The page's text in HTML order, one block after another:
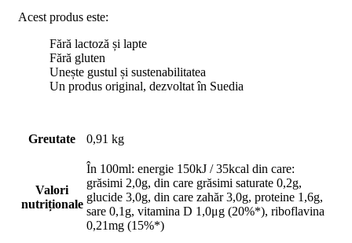
Acest produs este:
Fără lactoză și lapte
Fără gluten
Unește gustul și sustenabilitatea
Un produs original, dezvoltat în Suedia
Greutate 0,91 kg
Valori
nutriționale
În 100ml: energie 150kJ / 35kcal din care:
grăsimi 2,0g, din care grăsimi saturate 0,2g,
glucide 3,0g, din care zahăr 3,0g, proteine 1,6g,
sare 0,1g, vitamina D 1,0μg (20%*), riboflavina
0,21mg (15%*)